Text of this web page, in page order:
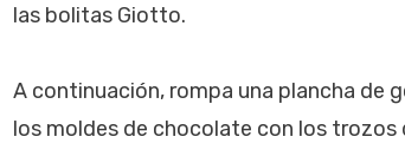
las bolitas Giotto.
A continuación, rompa una plancha de
los moldes de chocolate con los